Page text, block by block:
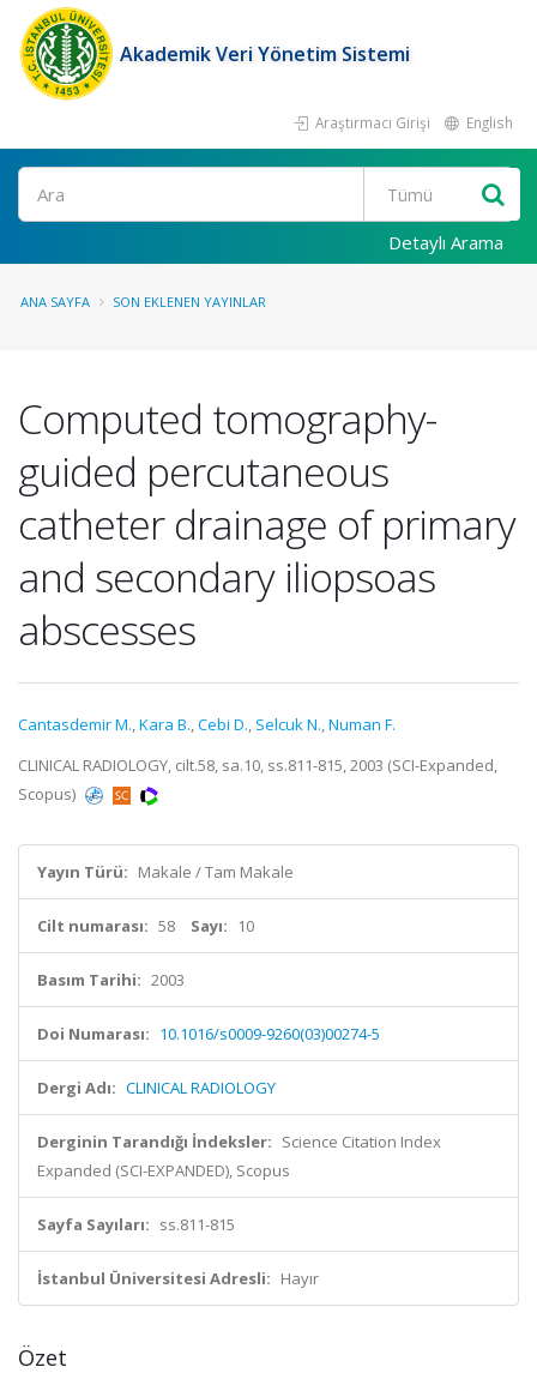
Akademik Veri Yönetim Sistemi
Araştırmacı Girişi English
Ara
Detaylı Arama
ANA SAYFA SON EKLENEN YAYINLAR
Computed tomography-
guided percutaneous
catheter drainage of primary
and secondary iliopsoas
abscesses
Cantasdemir M.,Kara B.,Cebi D., Selcuk N.,Numan F.
CLINICAL RADIOLOGY, cilt.58, sa.10, ss.811-815, 2003 (SCI-Expanded,
Scopus)
Yayın Türü: Makale / Tam Makale
Cilt numarası: 58 Sayı: 10
Basım Tarihi: 2003
Doi Numarası: 10.1016/s0009-9260(03)00274-5
Dergi Adı: CLINICAL RADIOLOGY
Derginin Tarandığı İndeksler: Science Citation Index
Expanded (SCI-EXPANDED), Scopus
Sayfa Sayıları: ss.811-815
İstanbul Üniversitesi Adresli: Hayır
Özet